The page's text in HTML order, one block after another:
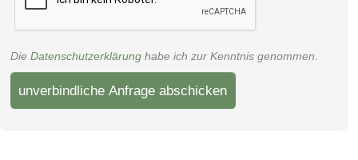
Die Datenschutzerklärung habe ich zur Kenntnis genommen.
unverbindliche Anfrage abschicken